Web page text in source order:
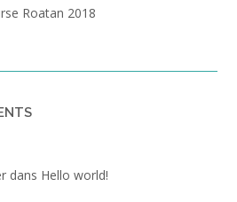
Roatan 2018
dans Hello world!